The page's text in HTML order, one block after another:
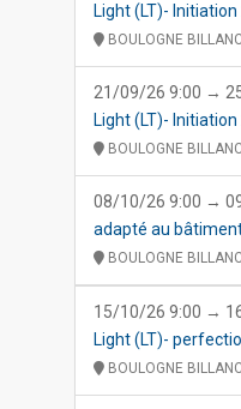
Light (LT)- Initiation
BOULOGNE
21/09/26 9:00 →
Light (LT)- Initiation
BOULOGNE
08/10/26 9:00 →
adapté au
BOULOGNE
15/10/26 9:00 →
Light (LT)-
BOULOGNE